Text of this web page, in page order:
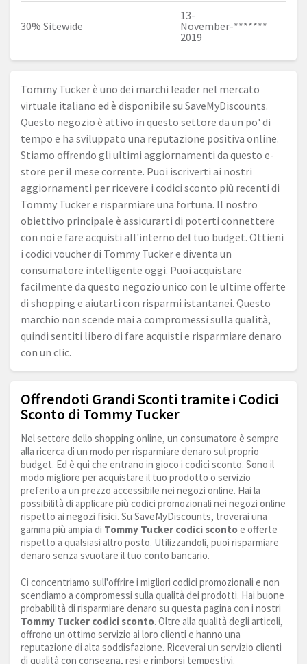
30% Sitewide
13-
November-
2019
*******
Tommy Tucker è uno dei marchi leader nel mercato
virtuale italiano ed è disponibile su SaveMyDiscounts.
Questo negozio è attivo in questo settore da un po' di
tempo e ha sviluppato una reputazione positiva online.
Stiamo offrendo gli ultimi aggiornamenti da questo e-
store per il mese corrente. Puoi iscriverti ai nostri
aggiornamenti per ricevere i codici sconto più recenti di
Tommy Tucker e risparmiare una fortuna. Il nostro
obiettivo principale è assicurarti di poterti connettere
con noi e fare acquisti all'interno del tuo budget. Ottieni
i codici voucher di Tommy Tucker e diventa un
consumatore intelligente oggi. Puoi acquistare
facilmente da questo negozio unico con le ultime offerte
di shopping e aiutarti con risparmi istantanei. Questo
marchio non scende mai a compromessi sulla qualità,
quindi sentiti libero di fare acquisti e risparmiare denaro
con un clic.
Offrendoti Grandi Sconti tramite i Codici
Sconto di Tommy Tucker
Nel settore dello shopping online, un consumatore è sempre
alla ricerca di un modo per risparmiare denaro sul proprio
budget. Ed è qui che entrano in gioco i codici sconto. Sono il
modo migliore per acquistare il tuo prodotto o servizio
preferito a un prezzo accessibile nei negozi online. Hai la
possibilità di applicare più codici promozionali nei negozi online
rispetto ai negozi fisici. Su SaveMyDiscounts, troverai una
gamma più ampia di Tommy Tucker codici scontoe offerte
rispetto a qualsiasi altro posto. Utilizzandoli, puoi risparmiare
denaro senza svuotare il tuo conto bancario.
Ci concentriamo sull'offrire i migliori codici promozionali e non
scendiamo a compromessi sulla qualità dei prodotti. Hai buone
probabilità di risparmiare denaro su questa pagina con i nostri
Tommy Tucker codici sconto. Oltre alla qualità degli articoli,
offrono un ottimo servizio ai loro clienti e hanno una
reputazione di alta soddisfazione. Riceverai un servizio clienti
di qualità con consegna, resi e rimborsi tempestivi.